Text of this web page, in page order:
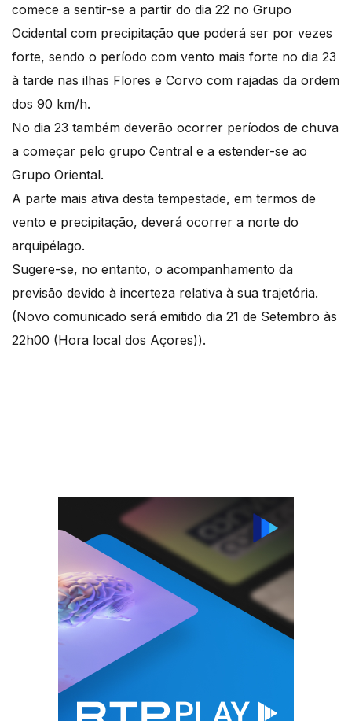
comece a sentir-se a partir do dia 22 no Grupo
Ocidental com precipitação que poderá ser por vezes
forte, sendo o período com vento mais forte no dia 23
à tarde nas ilhas Flores e Corvo com rajadas da ordem
dos 90 km/h.
No dia 23 também deverão ocorrer períodos de chuva
a começar pelo grupo Central e a estender-se ao
Grupo Oriental.
A parte mais ativa desta tempestade, em termos de
vento e precipitação, deverá ocorrer a norte do
arquipélago.
Sugere-se, no entanto, o acompanhamento da
previsão devido à incerteza relativa à sua trajetória.
(Novo comunicado será emitido dia 21 de Setembro às
22h00 (Hora local dos Açores)).